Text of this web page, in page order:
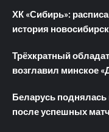
ХК «Сибирь»:
история
Трёхкратный
возглавил минское
Беларусь поднялась
после успешных